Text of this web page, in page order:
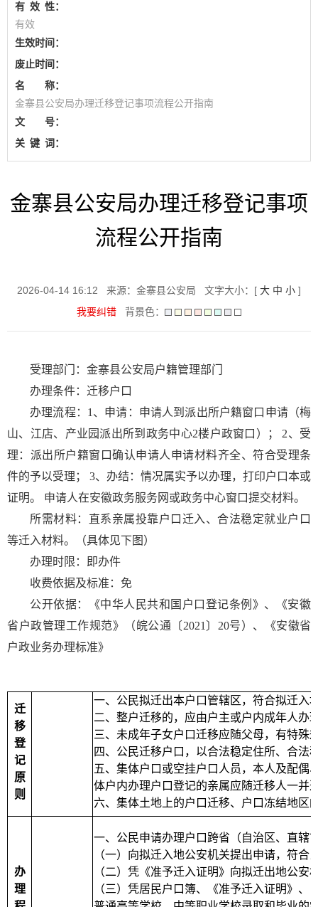
有 效 性：
有效
生效时间：
废止时间：
名 称：
金寨县公安局办理迁移登记事项流程公开指南
文 号：
关 键 词：
金寨县公安局办理迁移登记事项
流程公开指南
2026-04-14 16:12 来源：金寨县公安局 文字大小：[大 中 小 ]
我要纠错
背景色：
受理部门：金寨县公安局户籍管理部门
办理条件：迁移户口
办理流程： 1 、申请：申请人到派出所户籍窗口申请（梅
山、江店、产业园派出所到政务中心2楼户政窗口）； 2、受
理：派出所户籍窗口确认申请人申请材料齐全、符合受理条
件的予以受理；
3、办结：情况属实予以办理，打印户口本或
证明。 申请人在安徽政务服务网或政务中心窗口提交材料。
所需材料：直系亲属投靠户口迁入、合法稳定就业户口
等迁入材料。（具体见下图）
办理时限：即办件
收费依据及标准：免
公开依据：《中华人民共和国户口登记条例》、《安徽
省户政管理工作规范》（皖公通〔2021 〕 20号）、《安徽省
户政业务办理标准》
迁
移
登
记
原
则
一、公民拟迁出本户口管辖区，符合拟迁入
二、整户迁移的，应由户主或户内成年人办
三、未成年子女户口迁移应随父母，有特殊
四、公民迁移户口，以合法稳定住所、合法
五、集体户口或空挂户口人员，本人及配偶
体户内办理户口登记的亲属应随迁移人一并
六、集体土地上的户口迁移、户口冻结地区
办
理
一、公民申请办理户口跨省（自治区、直辖
（一）向拟迁入地公安机关提出申请，符
（二）凭《准予迁入证明》向拟迁出地公
（三）凭居民户口簿、《准予迁入证明》